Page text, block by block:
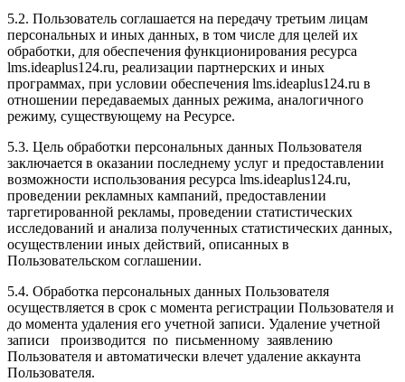
5.2. Пользователь соглашается на передачу третьим лицам
персональных и иных данных, в том числе для целей их
обработки, для обеспечения функционирования ресурса
lms.ideaplus124.ru, реализации партнерских и иных
программах, при условии обеспечения lms.ideaplus124.ru в
отношении передаваемых данных режима, аналогичного
режиму, существующему на Ресурсе.
5.3. Цель обработки персональных данных Пользователя
заключается в оказании последнему услуг и предоставлении
возможности использования ресурса lms.ideaplus124.ru,
проведении рекламных кампаний, предоставлении
таргетированной рекламы, проведении статистических
исследований и анализа полученных статистических данных,
осуществлении иных действий, описанных в
Пользовательском соглашении.
5.4. Обработка персональных данных Пользователя
осуществляется в срок с момента регистрации Пользователя и
до момента удаления его учетной записи. Удаление учетной
записи производится по письменному заявлению
Пользователя и автоматически влечет удаление аккаунта
Пользователя.